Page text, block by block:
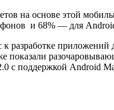
на основе этой
и 68% — для
приложений
с поддержкой Android